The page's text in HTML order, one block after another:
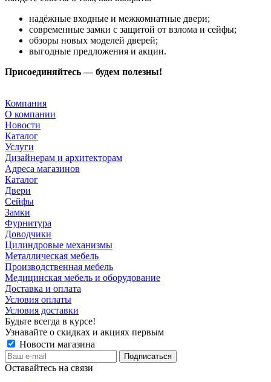
надёжные входные и межкомнатные двери;
современные замки с защитой от взлома и сейфы;
обзоры новых моделей дверей;
выгодные предложения и акции.
Присоединяйтесь — будем полезны!
Компания
О компании
Новости
Каталог
Услуги
Дизайнерам и архитекторам
Адреса магазинов
Каталог
Двери
Сейфы
Замки
Фурнитура
Доводчики
Цилиндровые механизмы
Металлическая мебель
Производственная мебель
Медицинская мебель и оборудование
Доставка и оплата
Условия оплаты
Условия доставки
Будьте всегда в курсе!
Узнавайте о скидках и акциях первым
Новости магазина
Оставайтесь на связи